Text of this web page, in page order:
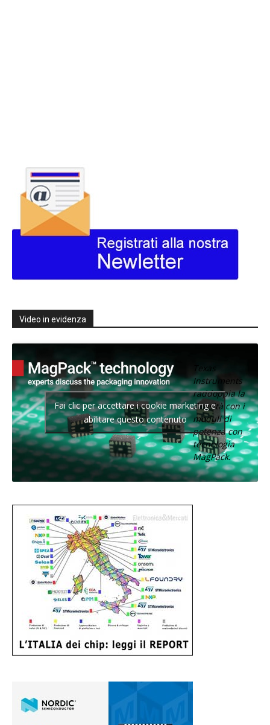
Video in evidenza
Texas
Instruments
raddoppia la
densità con i
moduli di
potenza con
tecnologia
MagPack.
Fai clic per accettare i cookie marketing e
abilitare questo contenuto